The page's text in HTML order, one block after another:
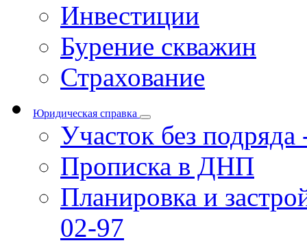
Инвестиции
Бурение скважин
Страхование
Юридическая справка
Участок без
Прописка в ДНП
Планировка и
02-97